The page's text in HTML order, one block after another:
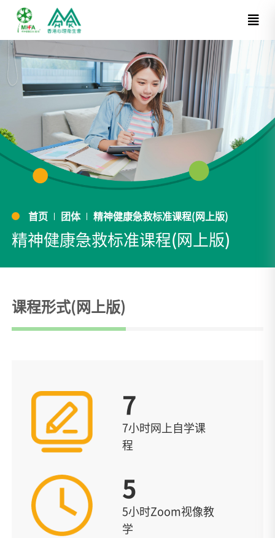
首页 团体 精神健康急救标准课程(网上版)
精神健康急救标准课程(网上版)
课程形式(网上版)
7
7小时网上自学课
程
5
5小时Zoom视像教
学